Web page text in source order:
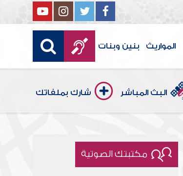
المواريث بنين وبنات
البث المباشر شارك بملفاتك
مكتبتك الصوتية